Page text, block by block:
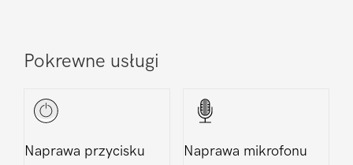
Pokrewne usługi
Naprawa przycisku
Naprawa mikrofonu